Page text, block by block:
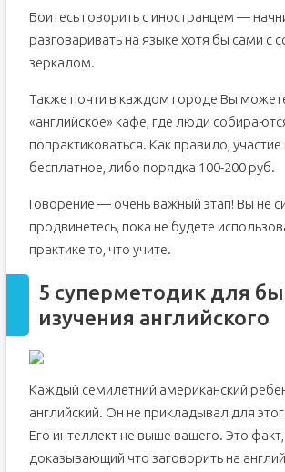
Боитесь говорить с иностранцем —
разговаривать на языке хотя бы сами с
зеркалом.
Также почти в каждом городе Вы
«английское» кафе, где люди
попрактиковаться. Как правило, участие
бесплатное, либо порядка 100-200 руб.
Говорение — очень важный этап! Вы не
продвинетесь, пока не будете
практике то, что учите.
5 суперметодик для
изучения английского
Каждый семилетний американский
английский. Он не прикладывал для
Его интеллект не выше вашего. Это факт,
доказывающий что заговорить на